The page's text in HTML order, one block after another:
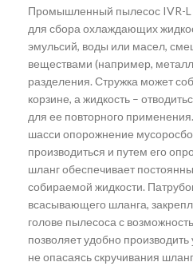
Промышленный пылесос IVR-L
для сбора охлаждающих
эмульсий, воды или масел,
веществами (например,
разделения. Стружка может
корзине, а жидкость –
для ее повторного
шасси опорожнение
производиться и путем его
шланг обеспечивает
собираемой жидкости.
всасывающего шланга,
голове пылесоса с
позволяет удобно производить
не опасаясь скручивания